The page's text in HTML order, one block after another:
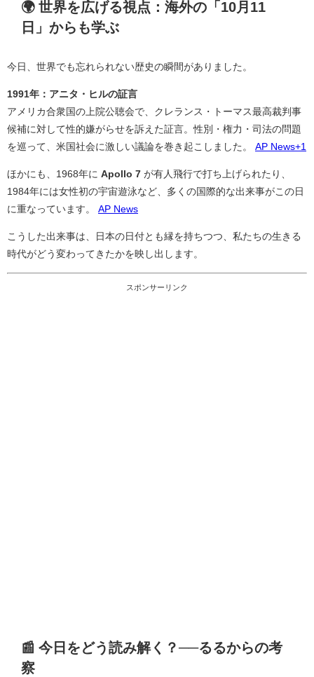
🌍 世界を広げる視点：海外の「10月11
日」からも学ぶ
今日、世界でも忘れられない歴史の瞬間がありました。
1991年：アニタ・ヒルの証言
アメリカ合衆国の上院公聴会で、クレランス・トーマス最高裁判事
候補に対して性的嫌がらせを訴えた証言。性別・権力・司法の問題
を巡って、米国社会に激しい議論を巻き起こしました。 AP News+1
ほかにも、1968年に Apollo 7 が有人飛行で打ち上げられたり、
1984年には女性初の宇宙遊泳など、多くの国際的な出来事がこの日
に重なっています。 AP News
こうした出来事は、日本の日付とも縁を持ちつつ、私たちの生きる
時代がどう変わってきたかを映し出します。
スポンサーリンク
📰 今日をどう読み解く？──るるからの考
察